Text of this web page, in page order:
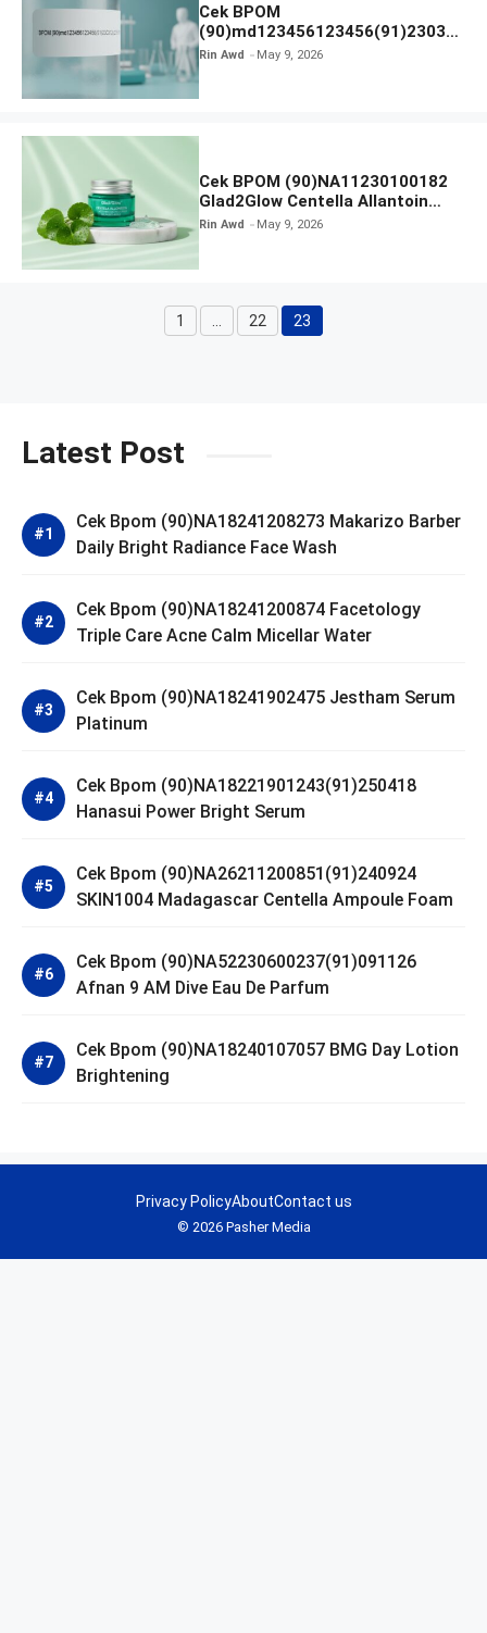
Cek BPOM
(90)md123456123456(91)23031
2 Apakah Terdaftar?
Rin Awd May 9, 2026
Cek BPOM (90)NA11230100182
Glad2Glow Centella Allantoin
Soothing Gel Moisturizer
Rin Awd May 9, 2026
Page
1 Page
22 Page
23
Latest Post
Cek Bpom (90)NA18241208273 Makarizo Barber
Daily Bright Radiance Face Wash
Cek Bpom (90)NA18241200874 Facetology
Triple Care Acne Calm Micellar Water
Cek Bpom (90)NA18241902475 Jestham Serum
Platinum
Cek Bpom (90)NA18221901243(91)250418
Hanasui Power Bright Serum
Cek Bpom (90)NA26211200851(91)240924
SKIN1004 Madagascar Centella Ampoule Foam
Cek Bpom (90)NA52230600237(91)091126
Afnan 9 AM Dive Eau De Parfum
Cek Bpom (90)NA18240107057 BMG Day Lotion
Brightening
© 2026 Pasher Media
Privacy PolicyAboutContact us